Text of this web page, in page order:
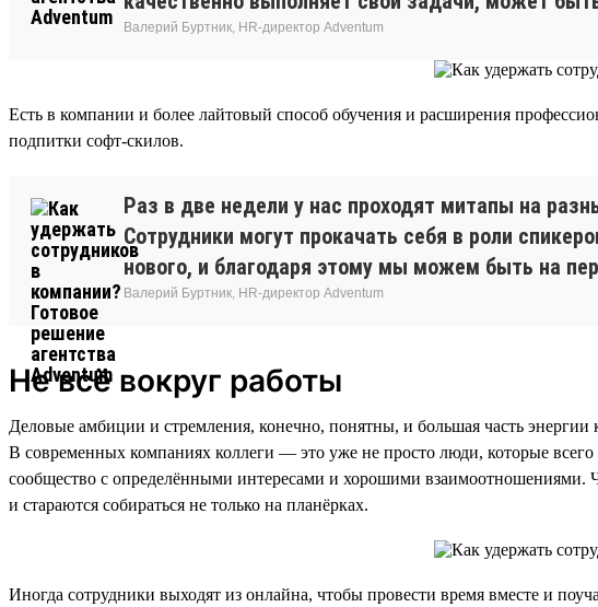
Валерий Буртник, HR-директор Adventum
Есть в компании и более лайтовый способ обучения и расширения
подпитки софт-скилов.
Раз в две недели у нас проходят митапы на
Сотрудники могут прокачать себя в роли
нового, и благодаря этому мы можем быть на
Валерий Буртник, HR-директор Adventum
Не всё вокруг работы
Деловые амбиции и стремления, конечно, понятны, и большая часть энергии
В современных компаниях коллеги — это уже не просто люди, которые
сообщество с определёнными интересами и хорошими
и стараются собираться не только на планёрках.
Иногда сотрудники выходят из онлайна, чтобы провести время вместе и